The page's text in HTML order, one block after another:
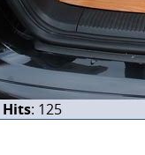
Hits: 125